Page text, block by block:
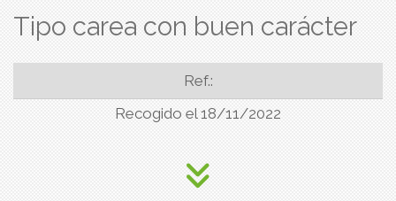
Tipo carea con buen carácter
Ref.:
Recogido el 18/11/2022